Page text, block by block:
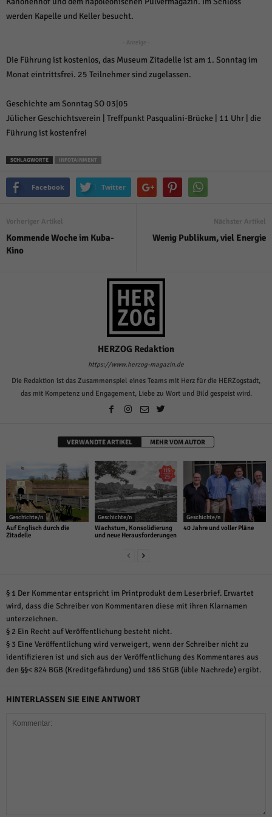
werden Kapelle und Keller besucht.
- Anzeige -
Die Führung ist kostenlos, das Museum Zitadelle ist am 1. Sonntag im
Monat eintrittsfrei. 25 Teilnehmer sind zugelassen.
Geschichte am Sonntag SO 03|05
Jülicher Geschichtsverein | Treffpunkt Pasqualini-Brücke | 11 Uhr | die
Führung ist kostenfrei
SCHLAGWORTE INFOTAINMENT
Facebook Twitter
Vorheriger Artikel
Kommende Woche im Kuba-
Kino
Nächster Artikel
Wenig Publikum, viel Energie
HERZOG Redaktion
https://www.herzog-magazin.de
Die Redaktion ist das Zusammenspiel eines Teams mit Herz für die HERZogstadt,
das mit Kompetenz und Engagement, Liebe zu Wort und Bild gespeist wird.
VERWANDTE ARTIKEL MEHR VOM AUTOR
Geschichte/n
Auf Englisch durch die
Zitadelle
Geschichte/n
Wachstum, Konsolidierung
und neue Herausforderungen
Geschichte/n
40 Jahre und voller Pläne
§ 1 Der Kommentar entspricht im Printprodukt dem Leserbrief. Erwartet
wird, dass die Schreiber von Kommentaren diese mit ihren Klarnamen
unterzeichnen.
§ 2 Ein Recht auf Veröffentlichung besteht nicht.
§ 3 Eine Veröffentlichung wird verweigert, wenn der Schreiber nicht zu
identifizieren ist und sich aus der Veröffentlichung des Kommentares aus
den §§< 824 BGB (Kreditgefährdung) und 186 StGB (üble Nachrede) ergibt.
HINTERLASSEN SIE EINE ANTWORT
auswählen.
Zurück
Datenschutzeinstellungen
Essenzielle Cookies ermöglichen grundlegende Funktionen und sind für die
einwandfreie Funktion der Website erforderlich.
Statistiken (1)
Statistik Cookies erfassen Informationen anonym. Diese Informationen helfen
uns zu verstehen, wie unsere Besucher unsere Website nutzen.
Marketing (1)
Marketing-Cookies werden von Drittanbietern oder Publishern verwendet,
Cookie-Informationen anzeigen
Inhalte von Videoplattformen und Social-Media-Plattformen werden
standardmäßig blockiert. Wenn Cookies von externen Medien akzeptiert
Cookie-Informationen anzeigen